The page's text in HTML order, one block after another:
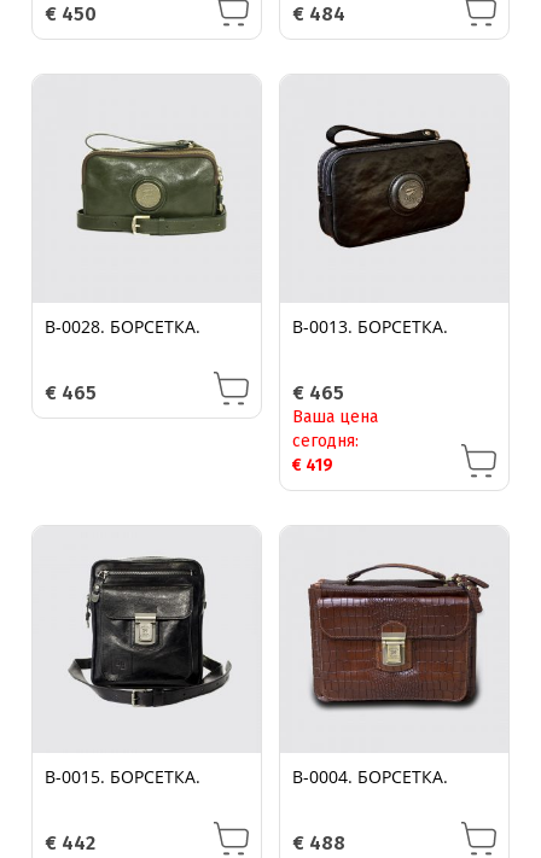
€ 450 € 484
B-0028. БОРСЕТКА.
€ 465
B-0013. БОРСЕТКА.
€ 465
Ваша цена
сегодня:
€ 419
B-0015. БОРСЕТКА.
€ 442
B-0004. БОРСЕТКА.
€ 488